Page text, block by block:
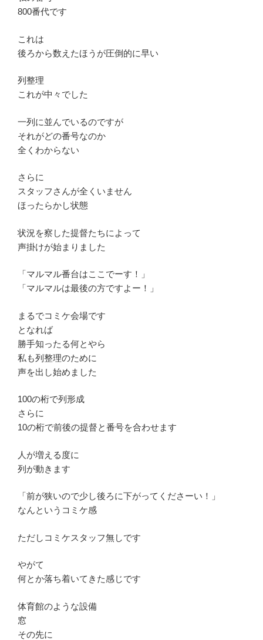
800番代です
これは
後ろから数えたほうが圧倒的に早い
列整理
これが中々でした
一列に並んでいるのですが
それがどの番号なのか
全くわからない
さらに
スタッフさんが全くいません
ほったらかし状態
状況を察した提督たちによって
声掛けが始まりました
「マルマル番台はここでーす！」
「マルマルは最後の方ですよー！」
まるでコミケ会場です
となれば
勝手知ったる何とやら
私も列整理のために
声を出し始めました
100の桁で列形成
さらに
10の桁で前後の提督と番号を合わせます
人が増える度に
列が動きます
「前が狭いので少し後ろに下がってくださーい！」
なんというコミケ感
ただしコミケスタッフ無しです
やがて
何とか落ち着いてきた感じです
体育館のような設備
窓
その先に